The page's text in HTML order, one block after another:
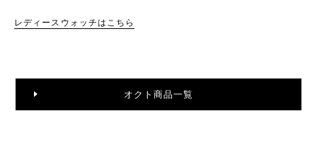
レディースウォッチはこちら
オクト商品一覧